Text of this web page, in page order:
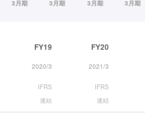
FY19 FY20
2020/3 2021/3
IFRS
連結
IFRS
連結